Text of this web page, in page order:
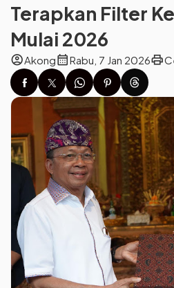
Terapkan Filter
Mulai 2026
account_circleAkongcalendar_monthRabu, 7 Jan 2026print